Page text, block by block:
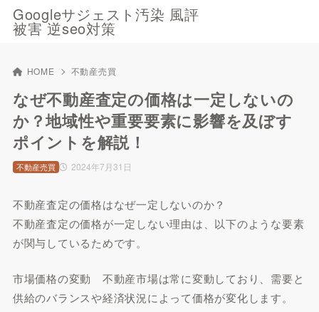
Googleサジェスト汚染 風評
被害 逆seo対策
HOME 不動産売買
なぜ不動産査定の価格は一定しないの
か？地域性や重要要素に影響を及ぼす
ポイントを解説！
2024年7月31日
不動産売買
不動産査定の価格はなぜ一定しないのか？
不動産査定の価格が一定しない理由は、以下のような要素
が関与しているためです。
市場価格の変動 不動産市場は常に変動しており、需要と
供給のバランスや経済状況によって価格が変化します。